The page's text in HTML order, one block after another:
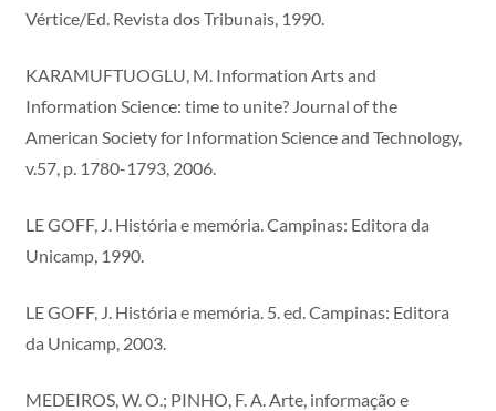
Vértice/Ed. Revista dos Tribunais, 1990.
KARAMUFTUOGLU, M. Information Arts and
Information Science: time to unite? Journal of the
American Society for Information Science and Technology,
v.57, p. 1780-1793, 2006.
LE GOFF, J. História e memória. Campinas: Editora da
Unicamp, 1990.
LE GOFF, J. História e memória. 5. ed. Campinas: Editora
da Unicamp, 2003.
MEDEIROS, W. O.; PINHO, F. A. Arte, informação e